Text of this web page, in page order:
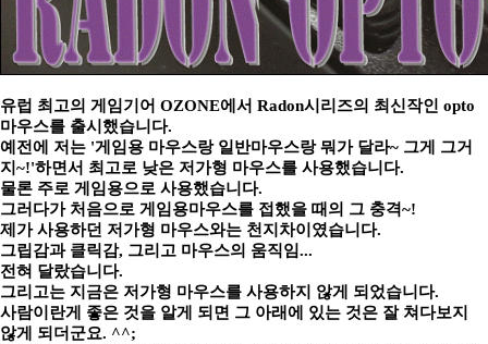
유럽 최고의 게임기어 OZONE에서 Radon시리즈의 최신작인 opto
마우스를 출시했습니다.
예전에 저는 '게임용 마우스랑 일반마우스랑 뭐가 달라~ 그게 그거
지~!'하면서 최고로 낮은 저가형 마우스를 사용했습니다.
물론 주로 게임용으로 사용했습니다.
그러다가 처음으로 게임용마우스를 접했을 때의 그 충격~!
제가 사용하던 저가형 마우스와는 천지차이였습니다.
그립감과 클릭감, 그리고 마우스의 움직임...
전혀 달랐습니다.
그리고는 지금은 저가형 마우스를 사용하지 않게 되었습니다.
사람이란게 좋은 것을 알게 되면 그 아래에 있는 것은 잘 쳐다보지
않게 되더군요. ^^;